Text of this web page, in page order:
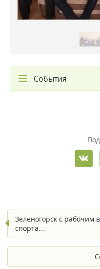
События
Зеленогорск с рабочим
спорта…